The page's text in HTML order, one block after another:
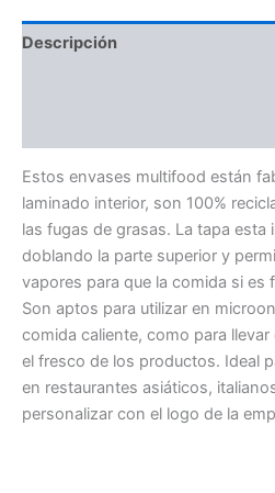
Descripción
Estos envases multifood están
laminado interior, son 100%
las fugas de grasas. La tapa esta
doblando la parte superior y
vapores para que la comida si es
Son aptos para utilizar en
comida caliente, como para
el fresco de los productos. Ideal
en restaurantes asiáticos,
personalizar con el logo de la